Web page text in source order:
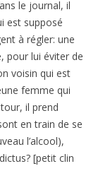
le journal, il
est supposé
à régler: une
pour lui éviter de
voisin qui est
femme qui
il prend
en train de se
l’alcool),
[petit clin